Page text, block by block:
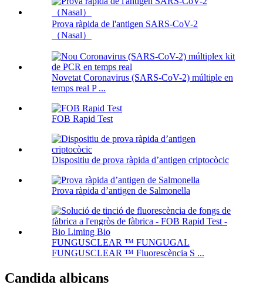
Prova ràpida de l'antigen SARS-CoV-2
（Nasal）
Novetat Coronavirus (SARS-CoV-2) múltiple en
temps real P ...
FOB Rapid Test
Dispositiu de prova ràpida d’antigen criptocòcic
Prova ràpida d’antigen de Salmonella
FUNGUSCLEAR ™ FUNGUGAL
FUNGUSCLEAR ™ Fluorescència S ...
Candida albicans